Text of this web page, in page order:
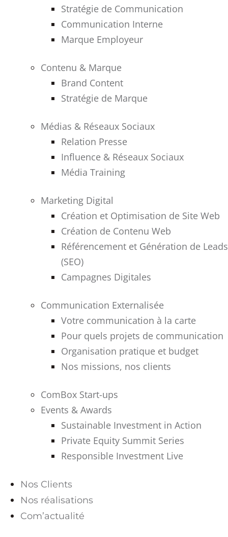
Stratégie de Communication
Communication Interne
Marque Employeur
Contenu & Marque
Brand Content
Stratégie de Marque
Médias & Réseaux Sociaux
Relation Presse
Influence & Réseaux Sociaux
Média Training
Marketing Digital
Création et Optimisation de Site Web
Création de Contenu Web
Référencement et Génération de Leads
(SEO)
Campagnes Digitales
Communication Externalisée
Votre communication à la carte
Pour quels projets de communication
Organisation pratique et budget
Nos missions, nos clients
ComBox Start-ups
Events & Awards
Sustainable Investment in Action
Private Equity Summit Series
Responsible Investment Live
Nos Clients
Nos réalisations
Com’actualité